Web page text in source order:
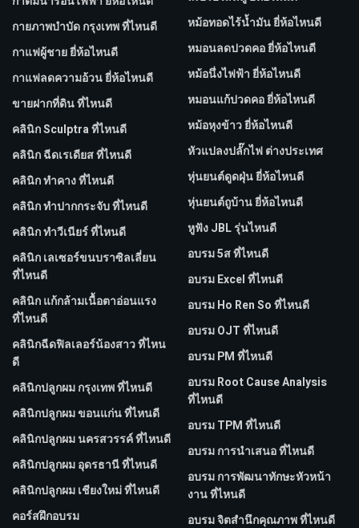
กายภาพบําบัด กรุงเทพ ที่ไหนดี
กาแฟผู้ชาย ยี่ห้อไหนดี
กาแฟลดความอ้วน ยี่ห้อไหนดี
ขายฝากที่ดิน ที่ไหนดี
คลินิก Sculptra ที่ไหนดี
คลินิก ฉีดเรเดียส ที่ไหนดี
คลินิก ทำคาง ที่ไหนดี
คลินิก ทำปากกระจับ ที่ไหนดี
คลินิก ทำวีเนียร์ ที่ไหนดี
คลินิก เลเซอร์ขนบราซิลเลี่ยน
ที่ไหนดี
คลินิก แก้กล้ามเนื้อตาอ่อนแรง
ที่ไหนดี
คลินิกฉีดฟิลเลอร์น้องสาว ที่ไหน
ดี
คลินิกปลูกผม กรุงเทพ ที่ไหนดี
คลินิกปลูกผม ขอนแก่น ที่ไหนดี
คลินิกปลูกผม นครสวรรค์ ที่ไหนดี
คลินิกปลูกผม อุดรธานี ที่ไหนดี
คลินิกปลูกผม เชียงใหม่ ที่ไหนดี
คอร์สฝึกอบรม
หม้อทอดไร้น้ำมัน ยี่ห้อไหนดี
หมอนลดปวดคอ ยี่ห้อไหนดี
หม้อนึ่งไฟฟ้า ยี่ห้อไหนดี
หมอนแก้ปวดคอ ยี่ห้อไหนดี
หม้อหุงข้าว ยี่ห้อไหนดี
หัวแปลงปลั๊กไฟ ต่างประเทศ
หุ่นยนต์ดูดฝุ่น ยี่ห้อไหนดี
หุ่นยนต์ถูบ้าน ยี่ห้อไหนดี
หูฟัง JBL รุ่นไหนดี
อบรม 5ส ที่ไหนดี
อบรม Excel ที่ไหนดี
อบรม Ho Ren So ที่ไหนดี
อบรม OJT ที่ไหนดี
อบรม PM ที่ไหนดี
อบรม Root Cause Analysis
ที่ไหนดี
อบรม TPM ที่ไหนดี
อบรม การนำเสนอ ที่ไหนดี
อบรม การพัฒนาทักษะหัวหน้า
งาน ที่ไหนดี
อบรม จิตสำนึกคุณภาพ ที่ไหนดี